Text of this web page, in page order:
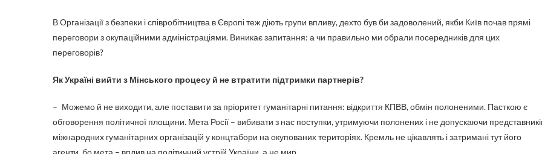
В Організації з безпеки і співробітництва в Європі теж діють групи впливу, дехто був би задоволений, якби Київ почав прямі
переговори з окупаційними адміністраціями. Виникає запитання: а чи правильно ми обрали посередників для цих
переговорів?
Як Україні вийти з Мінського процесу й не втратити підтримки партнерів?
– Можемо й не виходити, але поставити за пріоритет гуманітарні питання: відкриття КПВВ, обмін полоненими. Пасткою є
обговорення політичної площини. Мета Росії – вибивати з нас поступки, утримуючи полонених і не допускаючи
міжнародних гуманітарних організацій у концтабори на окупованих територіях. Кремль не цікавлять і затримані тут його
агенти, бо мета – вплив на політичний устрій України, а не мир.